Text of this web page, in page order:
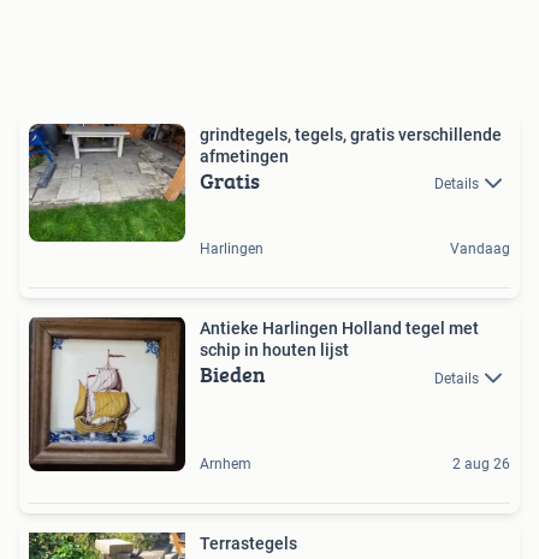
grindtegels, tegels, gratis verschillende
afmetingen
Gratis Details
Harlingen Vandaag
Antieke Harlingen Holland tegel met
schip in houten lijst
Bieden Details
Arnhem 2 aug 26
Terrastegels